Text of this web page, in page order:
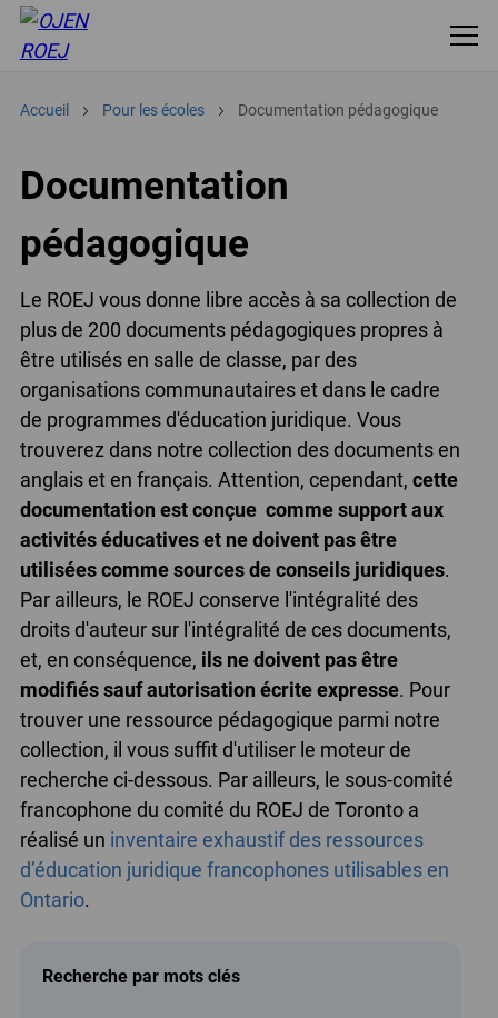
Accueil Pour les écoles Documentation pédagogique
Documentation
pédagogique
Le ROEJ vous donne libre accès à sa collection de
plus de 200 documents pédagogiques propres à
être utilisés en salle de classe, par des
organisations communautaires et dans le cadre
de programmes d'éducation juridique. Vous
trouverez dans notre collection des documents en
anglais et en français. Attention, cependant, cette
documentation est conçue comme support aux
activités éducatives et ne doivent pas être
utilisées comme sources de conseils juridiques.
Par ailleurs, le ROEJ conserve l'intégralité des
droits d'auteur sur l'intégralité de ces documents,
et, en conséquence, ils ne doivent pas être
modifiés sauf autorisation écrite expresse. Pour
trouver une ressource pédagogique parmi notre
collection, il vous suffit d'utiliser le moteur de
recherche ci-dessous. Par ailleurs, le sous-comité
francophone du comité du ROEJ de Toronto a
réalisé un inventaire exhaustif des ressources
d’éducation juridique francophones utilisables en
Ontario.
Recherche par mots clés